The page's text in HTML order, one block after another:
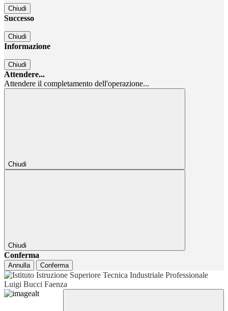
Chiudi
Successo
Chiudi
Informazione
Chiudi
Attendere...
Attendere il completamento dell'operazione...
Chiudi
Chiudi
Conferma
Annulla Conferma